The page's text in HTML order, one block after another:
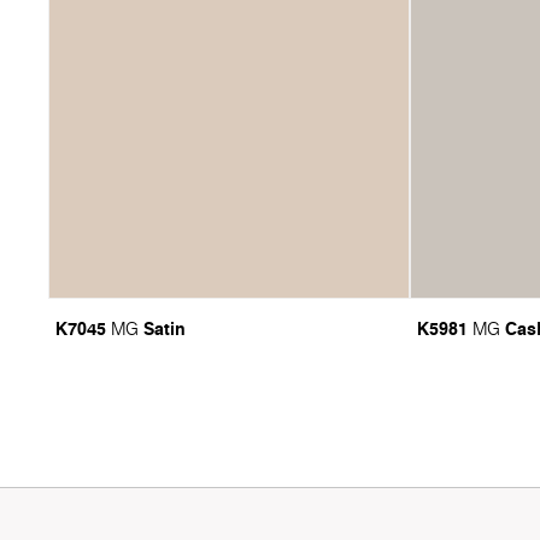
K7045 MG Satin K5981 MG